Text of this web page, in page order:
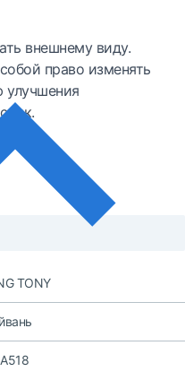
внешнему виду.
право изменять
улучшения
TONY